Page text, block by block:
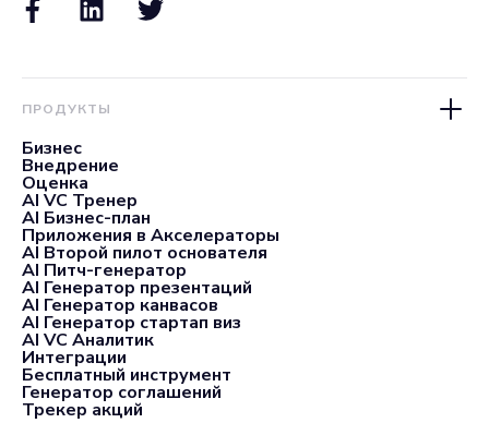
ПРОДУКТЫ
Бизнес
Внедрение
Оценка
AI VC Тренер
AI Бизнес-план
Приложения в Акселераторы
AI Второй пилот основателя
AI Питч-генератор
AI Генератор презентаций
AI Генератор канвасов
AI Генератор стартап виз
AI VC Аналитик
Интеграции
Бесплатный инструмент
Генератор соглашений
Трекер акций